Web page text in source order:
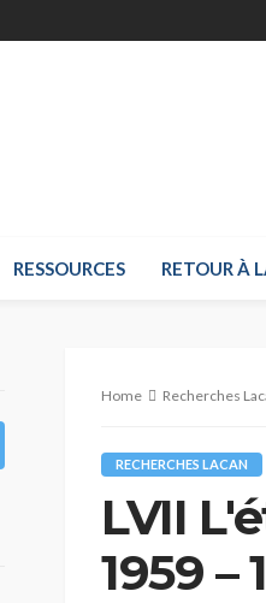
RESSOURCES RETOUR À
Home Recherches
RECHERCHES LACAN
LVII
1959